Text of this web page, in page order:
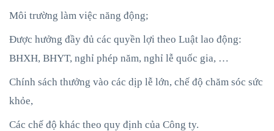
Môi trường làm việc năng động;
Được hưởng đầy đủ các quyền lợi theo Luật lao động:
BHXH, BHYT, nghỉ phép năm, nghỉ lễ quốc gia, …
Chính sách thưởng vào các dịp lễ lớn, chế độ chăm sóc sức
khỏe,
Các chế độ khác theo quy định của Công ty.